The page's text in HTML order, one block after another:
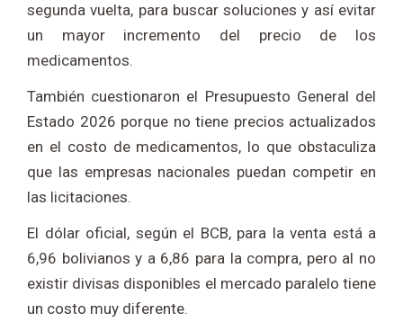
segunda vuelta, para buscar soluciones y así evitar
un mayor incremento del precio de los
medicamentos.
También cuestionaron el Presupuesto General del
Estado 2026 porque no tiene precios actualizados
en el costo de medicamentos, lo que obstaculiza
que las empresas nacionales puedan competir en
las licitaciones.
El dólar oficial, según el BCB, para la venta está a
6,96 bolivianos y a 6,86 para la compra, pero al no
existir divisas disponibles el mercado paralelo tiene
un costo muy diferente.